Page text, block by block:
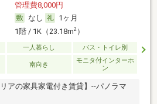
管理費8,000円
なし
1ヶ月
1階 / 1K（23.18m2）
一人暮らし バス・トイレ別
南向き
モニタ付インターホ
ン
リアの家具家電付き賃貸】--パノラマ